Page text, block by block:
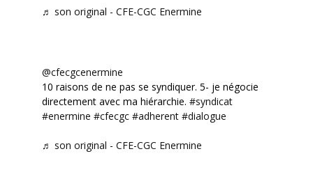
♬ son original - CFE-CGC Enermine
@cfecgcenermine
10 raisons de ne pas se syndiquer. 5- je négocie
directement avec ma hiérarchie. #syndicat
#enermine #cfecgc #adherent #dialogue
♬ son original - CFE-CGC Enermine